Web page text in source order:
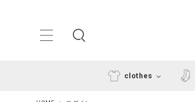
clothes